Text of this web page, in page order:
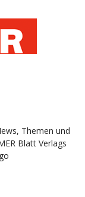
Themen und
Blatt Verlags